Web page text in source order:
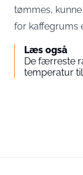
tømmes,
for kaffegrums
Læs også
De færreste
temperatur